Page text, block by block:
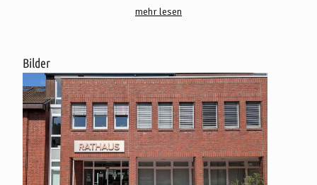
Begegnung. Besucherinnen und Besucher erleben hier eine
Neben den klassischen Verwaltungsdienstleistungen bietet das
Rathaus zahlreiche Servicemöglichkeiten – von der Ausstellung
von Urkunden über das Standesamt bis hin zu Beratungs- und
Informationsangeboten. Familien, Seniorinnen und Senioren
sowie Menschen mit Behinderungen finden dank barrierefreiem
Zugang, ebener Wege und öffentlicher WC-Anlagen komfortable
Bedingungen vor. Für Anreisende stehen kostenfreie Parkplätze
direkt am Gebäude sowie eine nahegelegene Bushaltestelle zur
mehr lesen
Bilder